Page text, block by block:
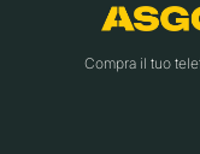
Compra il tuo